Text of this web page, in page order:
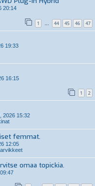
20:14
1 … 44 45 46 47
19:33
16:15
1 2
2026 15:32
femmat.
12:05
omaa topickia.